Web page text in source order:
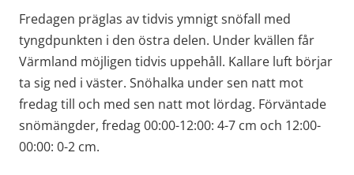
Fredagen präglas av tidvis ymnigt snöfall med
tyngdpunkten i den östra delen. Under kvällen får
Värmland möjligen tidvis uppehåll. Kallare luft börjar
ta sig ned i väster. Snöhalka under sen natt mot
fredag till och med sen natt mot lördag. Förväntade
snömängder, fredag 00:00-12:00: 4-7 cm och 12:00-
00:00: 0-2 cm.